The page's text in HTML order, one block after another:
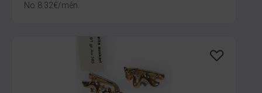
No 8.32€/mēn.